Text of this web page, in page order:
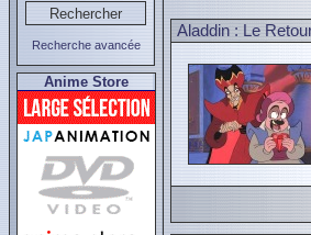
Recherche avancée
Anime Store
Aladdin : Le